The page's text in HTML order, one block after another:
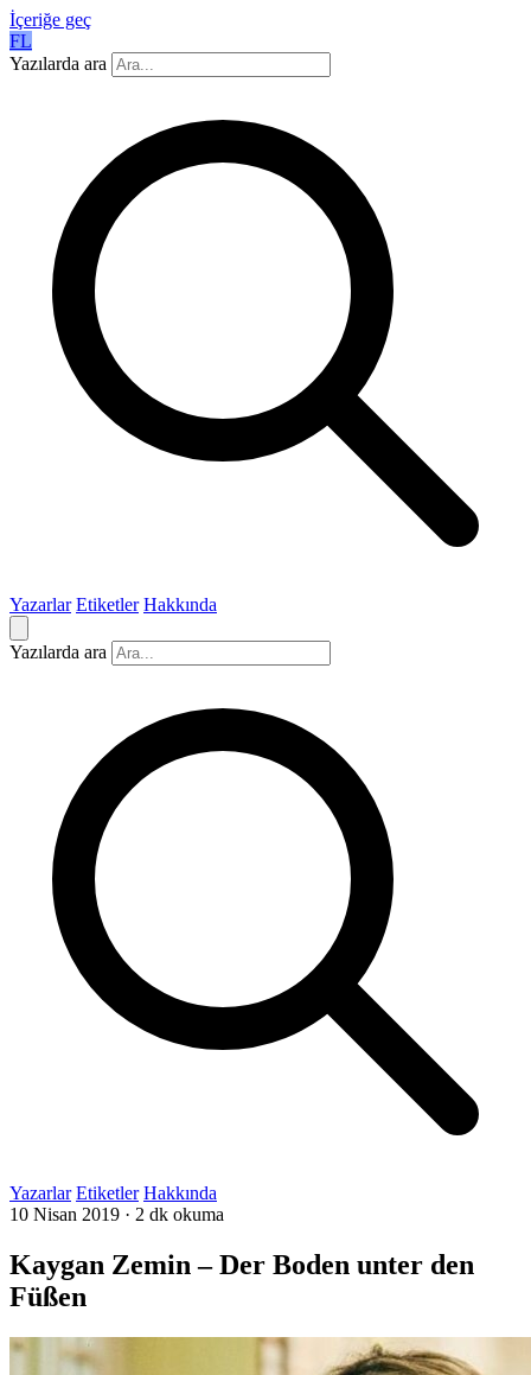
İçeriğe geç
FL
Yazılarda ara
Yazarlar Etiketler Hakkında
Yazılarda ara
Yazarlar Etiketler Hakkında
10 Nisan 2019 · 2 dk okuma
Kaygan Zemin – Der Boden unter den
Füßen